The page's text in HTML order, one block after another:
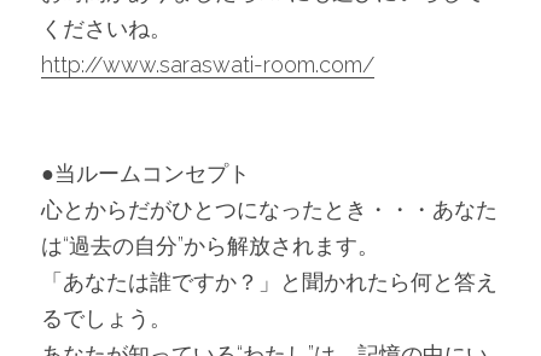
くださいね。
http://www.saraswati-room.com/
●当ルームコンセプト
心とからだがひとつになったとき・・・あなた
は“過去の自分”から解放されます。
「あなたは誰ですか？」と聞かれたら何と答え
るでしょう。